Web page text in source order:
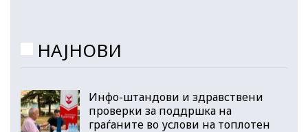
НАЈНОВИ
Инфо-штандови и здравствени
проверки за поддршка на
граѓаните во услови на топлотен